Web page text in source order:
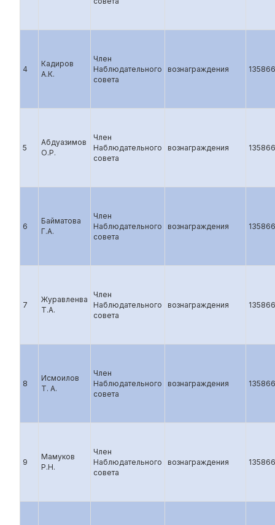
4
Кадиров
А.К.
Член
Наблюдательного
совета
вознаграждения
5
Абдуазимов
О.Р.
Член
Наблюдательного
совета
вознаграждения
6
Байматова
Г.А.
Член
Наблюдательного
совета
вознаграждения
7
Журавленва
Т.А.
Член
Наблюдательного
совета
вознаграждения
8
Исмоилов
Т. А.
Член
Наблюдательного
совета
вознаграждения
9
Мамуков
Р.Н.
Член
Наблюдательного
совета
вознаграждения